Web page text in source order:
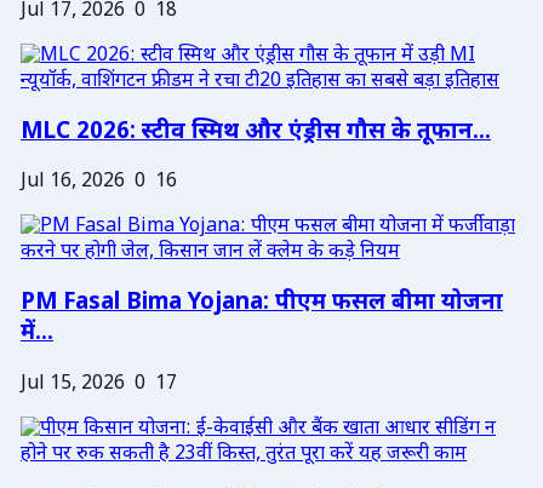
Jul 17, 2026 0 18
MLC 2026: स्टीव स्मिथ और एंड्रीस गौस के तूफान...
Jul 16, 2026 0 16
PM Fasal Bima Yojana: पीएम फसल बीमा योजना
में...
Jul 15, 2026 0 17